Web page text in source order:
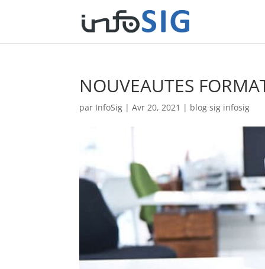
NOUVEAUTES
par InfoSig |Avr 20, 2021 | blog sig infosig